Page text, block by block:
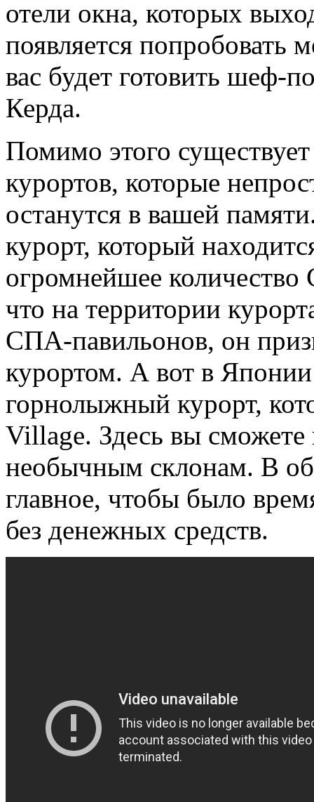
отели окна, которых
появляется попробовать
вас будет готовить шеф-
Керда.
Помимо этого
курортов, которые
останутся в вашей
курорт, который
огромнейшее
что на территории
СПА-павильонов, он
курортом. А вот в
горнолыжный курорт,
Village. Здесь вы
необычным склонам. В
главное, чтобы было
без денежных средств.